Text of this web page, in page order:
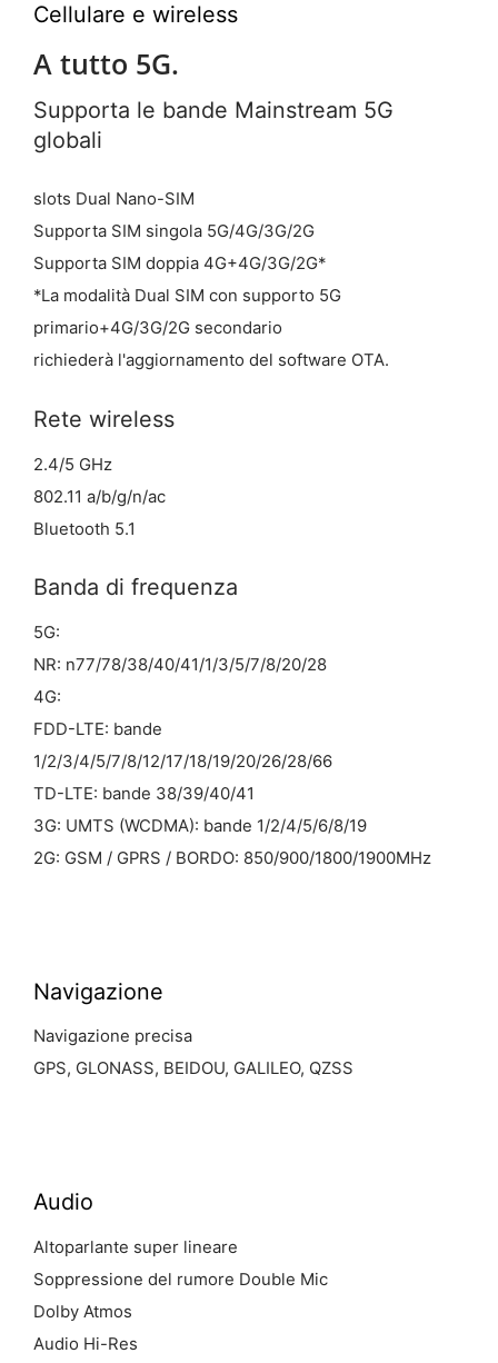
Cellulare e wireless
A tutto 5G.
Supporta le bande Mainstream 5G
globali
slots Dual Nano-SIM
Supporta SIM singola 5G/4G/3G/2G
Supporta SIM doppia 4G+4G/3G/2G*
*La modalità Dual SIM con supporto 5G
primario+4G/3G/2G secondario
richiederà l'aggiornamento del software OTA.
Rete wireless
2.4/5 GHz
802.11 a/b/g/n/ac
Bluetooth 5.1
Banda di frequenza
5G:
NR: n77/78/38/40/41/1/3/5/7/8/20/28
4G:
FDD-LTE: bande
1/2/3/4/5/7/8/12/17/18/19/20/26/28/66
TD-LTE: bande 38/39/40/41
3G: UMTS (WCDMA): bande 1/2/4/5/6/8/19
2G: GSM / GPRS / BORDO: 850/900/1800/1900MHz
Navigazione
Navigazione precisa
GPS, GLONASS, BEIDOU, GALILEO, QZSS
Audio
Altoparlante super lineare
Soppressione del rumore Double Mic
Dolby Atmos
Audio Hi-Res